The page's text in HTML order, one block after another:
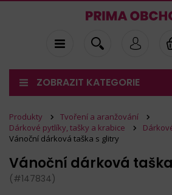
ZOBRAZIT KATEGORIE
Produkty
Tvoření a aranžování
Dárkové pytlíky, tašky a krabice
Vánoční dárková taška s glitry
Vánoční dárková
(#147834)